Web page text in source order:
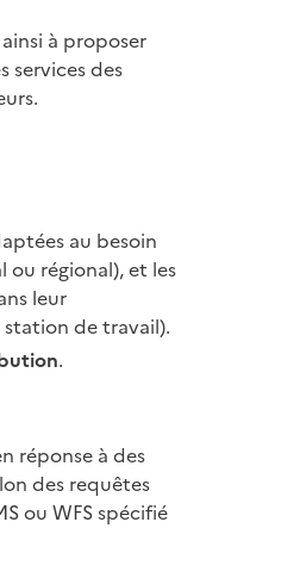
à proposer
services des
au besoin
régional), et les
leur
de travail).
.
réponse à des
des requêtes
ou WFS spécifié